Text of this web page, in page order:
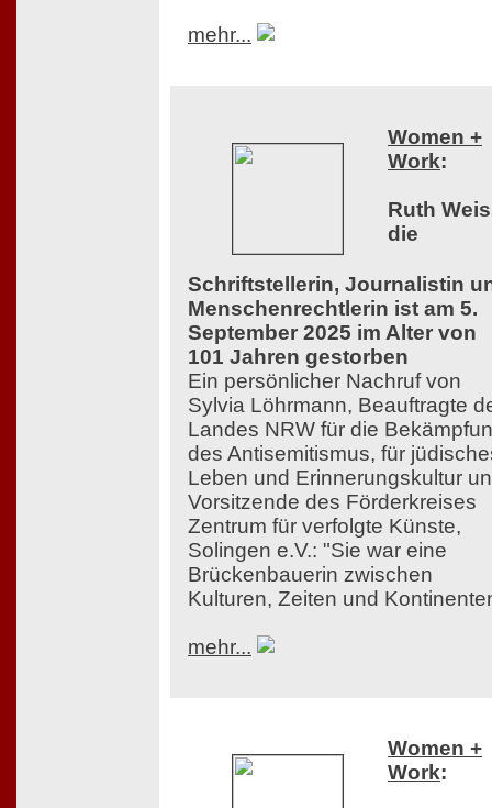
mehr...
Women +
Work:
Ruth
die
Schriftstellerin, Journalistin
Menschenrechtlerin ist am 5.
September 2025 im Alter von
101 Jahren gestorben
Ein persönlicher Nachruf von
Sylvia Löhrmann, Beauftragte
Landes NRW für die
des Antisemitismus, für
Leben und Erinnerungskultur
Vorsitzende des Förderkreises
Zentrum für verfolgte Künste,
Solingen e.V.: "Sie war eine
Brückenbauerin zwischen
Kulturen, Zeiten und
mehr...
Women +
Work: